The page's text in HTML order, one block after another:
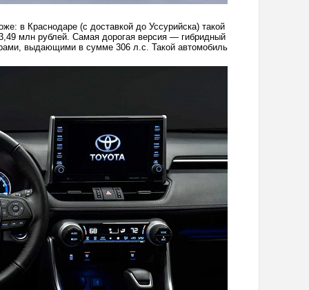
в Краснодаре (с доставкой до Уссурийска) такой
млн рублей. Самая дорогая версия — гибридный
выдающими в сумме 306 л.с. Такой автомобиль